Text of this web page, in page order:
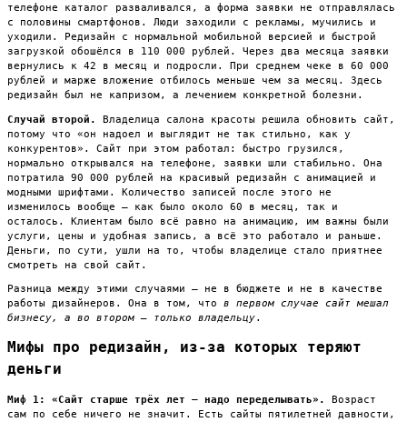
телефоне каталог разваливался, а форма заявки не отправлялась
с половины смартфонов. Люди заходили с рекламы, мучились и
уходили. Редизайн с нормальной мобильной версией и быстрой
загрузкой обошёлся в 110 000 рублей. Через два месяца заявки
вернулись к 42 в месяц и подросли. При среднем чеке в 60 000
рублей и марже вложение отбилось меньше чем за месяц. Здесь
редизайн был не капризом, а лечением конкретной болезни.
Случай второй.
Владелица салона красоты решила обновить сайт,
потому что «он надоел и выглядит не так стильно, как у
конкурентов». Сайт при этом работал: быстро грузился,
нормально открывался на телефоне, заявки шли стабильно. Она
потратила 90 000 рублей на красивый редизайн с анимацией и
модными шрифтами. Количество записей после этого не
изменилось вообще — как было около 60 в месяц, так и
осталось. Клиентам было всё равно на анимацию, им важны были
услуги, цены и удобная запись, а всё это работало и раньше.
Деньги, по сути, ушли на то, чтобы владелице стало приятнее
смотреть на свой сайт.
Разница между этими случаями — не в бюджете и не в качестве
работы дизайнеров. Она в том, что в первом случае сайт мешал
бизнесу, а во втором — только владельцу.
Мифы про редизайн, из-за которых теряют
деньги
Миф 1: «Сайт старше трёх лет — надо переделывать».
Возраст
сам по себе ничего не значит. Есть сайты пятилетней давности,